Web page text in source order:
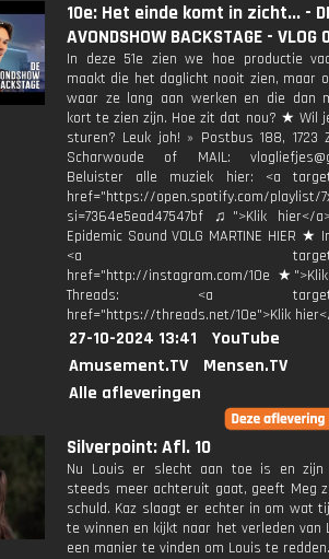
10e: Het einde komt in zicht... -
AVONDSHOW BACKSTAGE - VLOG
In deze 51e zien we hoe productie
maakt die het daglicht nooit zien, maar
waar ze lang aan werken en die dan
kort te zien zijn. Hoe zit dat nou? ★ Wil
sturen? Leuk joh! » Postbus 188, 1723
Scharwoude of MAIL:
Beluister alle muziek hier: <a
href="https://open.spotify.com/playlist/
si=7364e5ead47547bf ♫">Klik hier</
Epidemic Sound VOLG MARTINE HIER ★
<a
href="http://instagram.com/10e
Threads: <a
href="https://threads.net/10e">Klik
27-10-2024 13:41
YouTube
Amusement.TV
Mensen.TV
Alle afleveringen
Silverpoint: Afl. 10
Nu Louis er slecht aan toe is en zijn
steeds meer achteruit gaat, geeft Meg
schuld. Kaz slaagt er echter in om wat
te winnen en kijkt naar het verleden van
een manier te vinden om Louis te redden.